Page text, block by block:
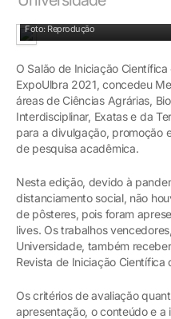
Foto: Reprodução
O Salão de Iniciação
ExpoUlbra 2021, concedeu
áreas de Ciências Agrárias,
Interdisciplinar, Exatas e da
para a divulgação, promoção
de pesquisa acadêmica.
Nesta edição, devido à
distanciamento social, não
de pôsteres, pois foram
lives. Os trabalhos
Universidade, também
Revista de Iniciação Científica
Os critérios de avaliação
apresentação, o conteúdo e